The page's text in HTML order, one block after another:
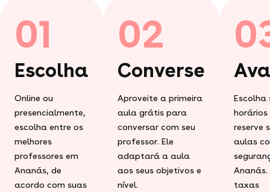
01
Escolha
Online ou
presencialmente,
escolha entre os
melhores
professores em
Ananás, de
acordo com suas
02
Converse
Aproveite a primeira
aula grátis para
conversar com seu
professor. Ele
adaptará a aula
aos seus objetivos e
nível.
Escolha
horários
reserve
aulas
Ananás.
taxas